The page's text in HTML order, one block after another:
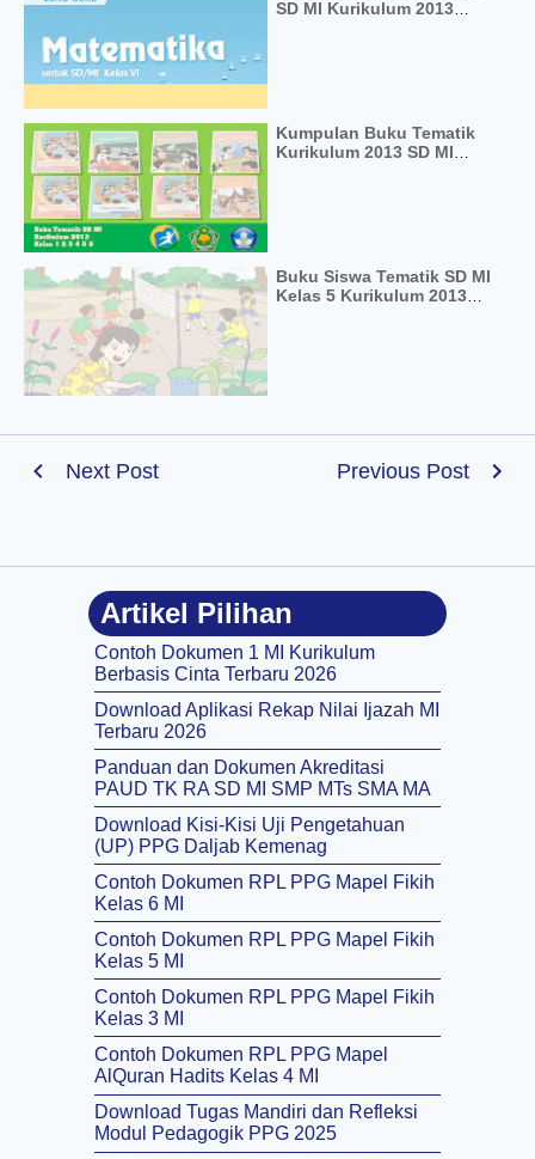
SD MI Kurikulum 2013
Kumpulan Buku Tematik
Kurikulum 2013 SD MI
Buku Siswa Tematik SD MI
Kelas 5 Kurikulum 2013
Next Post Previous Post
Artikel Pilihan
Contoh Dokumen 1 MI Kurikulum
Berbasis Cinta Terbaru 2026
Download Aplikasi Rekap Nilai Ijazah MI
Terbaru 2026
Panduan dan Dokumen Akreditasi
PAUD TK RA SD MI SMP MTs SMA MA
Download Kisi-Kisi Uji Pengetahuan
(UP) PPG Daljab Kemenag
Contoh Dokumen RPL PPG Mapel Fikih
Kelas 6 MI
Contoh Dokumen RPL PPG Mapel Fikih
Kelas 5 MI
Contoh Dokumen RPL PPG Mapel Fikih
Kelas 3 MI
Contoh Dokumen RPL PPG Mapel
AlQuran Hadits Kelas 4 MI
Download Tugas Mandiri dan Refleksi
Modul Pedagogik PPG 2025